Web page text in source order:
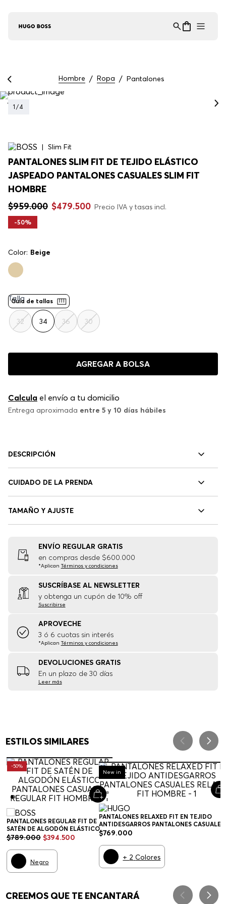
Hombre Ropa Pantalones
1 /4
Slim Fit
PANTALONES SLIM FIT DE TEJIDO ELÁSTICO
JASPEADO PANTALONES CASUALES SLIM FIT
HOMBRE
$959.000 $479.500 Precio IVA y tasas incl.
-50%
Color: Beige
Guía de tallas
Talla
32 34 36 30
AGREGAR A BOLSA
Calcula el envío a tu domicilio
Entrega aproximada entre 5 y 10 días hábiles
DESCRIPCIÓN
CUIDADO DE LA PRENDA
TAMAÑO Y AJUSTE
ENVÍO REGULAR GRATIS
en compras desde $600.000
*Aplican Términos y condiciones
SUSCRÍBASE AL NEWSLETTER
y obtenga un cupón de 10% off
Suscribirse
APROVECHE
3 ó 6 cuotas sin interés
*Aplican Términos y condiciones
DEVOLUCIONES GRATIS
En un plazo de 30 días
Leer más
ESTILOS SIMILARES
-50%
PANTALONES REGULAR FIT DE
SATÉN DE ALGODÓN ELÁSTICO
PANTALONES CASUALES REGULAR
$789.000 $394.500
Negro
New in
PANTALONES RELAXED FIT EN TEJIDO
ANTIDESGARROS PANTALONES CASUALES
RELAXED FIT HOMBRE
$769.000
+ 2 Colores
CREEMOS QUE TE ENCANTARÁ
Asistente Virtual
en línea ⋮